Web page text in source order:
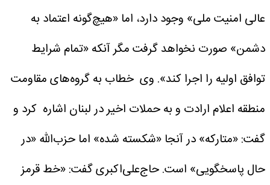
عالی امنیت ملی» وجود دارد، اما «هیچ‌گونه اعتماد به
دشمن» صورت نخواهد گرفت مگر آنکه «تمام شرایط
توافق اولیه را اجرا کند». وی خطاب به گروه‌های مقاومت
منطقه اعلام ارادت و به حملات اخیر در لبنان اشاره کرد و
گفت: «متارکه» در آنجا «شکسته شده» اما حزب‌الله «در
حال پاسخگویی» است.حاج‌علی‌اکبری گفت: «خط قرمز